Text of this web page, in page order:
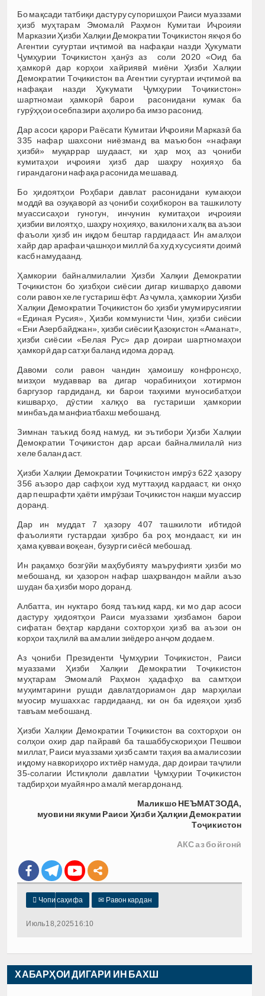
Бо мақсади татбиқи дастуру супоришҳои Раиси муаззами
ҳизб муҳтарам Эмомалӣ Раҳмон Кумитаи Иҷроияи
Марказии Ҳизби Халқии Демократии Тоҷикистон якҷоя бо
Агентии суғуртаи иҷтимоӣ ва нафақаи назди Ҳукумати
Ҷумҳурии Тоҷикистон ҳанӯз аз соли 2020 «Оид ба
ҳамкорӣ дар корҳои хайриявӣ миёни Ҳизби Халқии
Демократии Тоҷикистон ва Агентии суғуртаи иҷтимоӣ ва
нафақаи назди Ҳукумати Ҷумҳурии Тоҷикистон»
шартномаи ҳамкорӣ барои расонидани кумак ба
гурӯҳҳои осебпазири аҳолиро ба имзо расонид.
Дар асоси қарори Раёсати Кумитаи Иҷроияи Марказӣ ба
335 нафар шахсони ниёзманд ва маъюбон «нафақи
ҳизбӣ» муқаррар шудааст, ки ҳар моҳ аз ҷониби
кумитаҳои иҷроияи ҳизб дар шаҳру ноҳияҳо ба
гирандагони нафақа расонида мешавад.
Бо ҳидоятҳои Роҳбари давлат расонидани кумакҳои
моддӣ ва озуқаворӣ аз ҷониби соҳибкорон ва ташкилоту
муассисаҳои гуногун, инчунин кумитаҳои иҷроияи
ҳизбии вилоятҳо, шаҳру ноҳияҳо, вакилони халқ ва аъзои
фаъоли ҳизб ин иқдом бештар гардидааст. Ин амалҳои
хайр дар арафаи ҷашнҳои миллӣ ба худ хусусияти доимӣ
касб намудаанд.
Ҳамкории байналмилалии Ҳизби Халқии Демократии
Тоҷикистон бо ҳизбҳои сиёсии дигар кишварҳо давоми
соли равон хеле густариш ёфт. Аз ҷумла, ҳамкории Ҳизби
Халқии Демократии Тоҷикистон бо ҳизби умумирусиягии
«Единая Русия», Ҳизби коммунисти Чин, ҳизби сиёсии
«Ени Азербайджан», ҳизби сиёсии Қазоқистон «Аманат»,
ҳизби сиёсии «Белая Рус» дар доираи шартномаҳои
ҳамкорӣ дар сатҳи баланд идома дорад.
Давоми соли равон чандин ҳамоишу конфронсҳо,
мизҳои мудаввар ва дигар чорабиниҳои хотирмон
баргузор гардиданд, ки барои таҳкими муносибатҳои
кишварҳо, дӯстии халқҳо ва густариши ҳамкории
минбаъда манфиатбахш мебошанд.
Зимнан таъкид бояд намуд, ки эътибори Ҳизби Халқии
Демократии Тоҷикистон дар арсаи байналмилалӣ низ
хеле баланд аст.
Ҳизби Халқии Демократии Тоҷикистон имрӯз 622 ҳазору
356 аъзоро дар сафҳои худ муттаҳид кардааст, ки онҳо
дар пешрафти ҳаёти имрӯзаи Тоҷикистон нақши муассир
доранд.
Дар ин муддат 7 ҳазору 407 ташкилоти ибтидоӣ
фаъолияти густардаи ҳизбро ба роҳ мондааст, ки ин
ҳама қувваи воқеан, бузурги сиёсӣ мебошад.
Ин рақамҳо бозгӯйи маҳбубияту маъруфияти ҳизби мо
мебошанд, ки ҳазорон нафар шаҳрвандон майли аъзо
шудан ба ҳизби моро доранд.
Албатта, ин нуктаро бояд таъкид кард, ки мо дар асоси
дастуру ҳидоятҳои Раиси муаззами ҳизбамон барои
сифатан беҳтар кардани сохторҳои ҳизб ва аъзои он
корҳои таҳлилӣ ва амалии зиёдеро анҷом додаем.
Аз ҷониби Президенти Ҷумҳурии Тоҷикистон, Раиси
муаззами Ҳизби Халқии Демократии Тоҷикистон
муҳтарам Эмомалӣ Раҳмон ҳадафҳо ва самтҳои
муҳимтарини рушди давлатдориамон дар марҳилаи
муосир мушаххас гардидаанд, ки он ба идеяҳои ҳизб
тавъам мебошанд.
Ҳизби Халқии Демократии Тоҷикистон ва сохторҳои он
солҳои охир дар пайравӣ ба ташаббускориҳои Пешвои
миллат, Раиси муаззами ҳизб самти таҳия ва амалисозии
иқдому навкориҳоро ихтиёр намуда, дар доираи таҷлили
35-солагии Истиқлоли давлатии Ҷумҳурии Тоҷикистон
тадбирҳои муайянро амалӣ мегардонанд.
Маликшо НЕЪМАТЗОДА,
муовини якуми Раиси Ҳизби Ҳалқии Демократии
Тоҷикистон
АКС аз бойгонӣ
 Чопи саҳифа ✉ Равон кардан
Июль 18, 2025 16:10
ХАБАРҲОИ ДИГАРИ ИН БАХШ